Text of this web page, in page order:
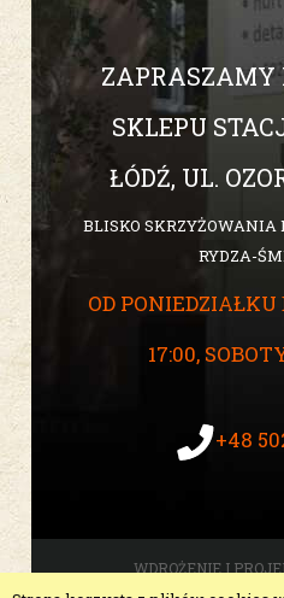
ZAPRASZAMY
SKLEPU
ŁÓDŹ, UL.
BLISKO SKRZYŻOWANIA
RYDZA-
OD
17:00,
+48
WDROŻENIE I